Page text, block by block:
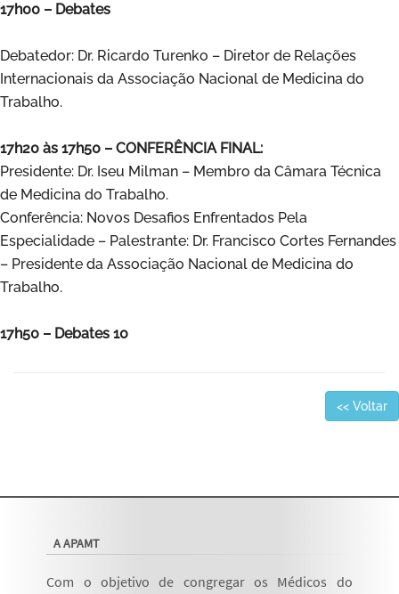
17h00 – Debates
Debatedor: Dr. Ricardo Turenko – Diretor de Relações
Internacionais da Associação Nacional de Medicina do
Trabalho.
17h20 às 17h50 – CONFERÊNCIA FINAL:
Presidente: Dr. Iseu Milman – Membro da Câmara Técnica
de Medicina do Trabalho.
Conferência: Novos Desafios Enfrentados Pela
Especialidade – Palestrante: Dr. Francisco Cortes Fernandes
– Presidente da Associação Nacional de Medicina do
Trabalho.
17h50 – Debates 10
<< Voltar
A APAMT
Com o objetivo de congregar os Médicos do